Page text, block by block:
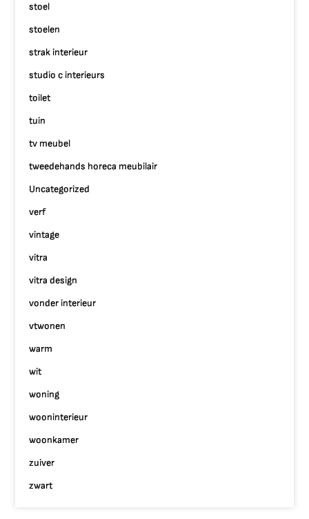
stoel
stoelen
strak interieur
studio c interieurs
toilet
tuin
tv meubel
tweedehands horeca meubilair
Uncategorized
verf
vintage
vitra
vitra design
vonder interieur
vtwonen
warm
wit
woning
wooninterieur
woonkamer
zuiver
zwart